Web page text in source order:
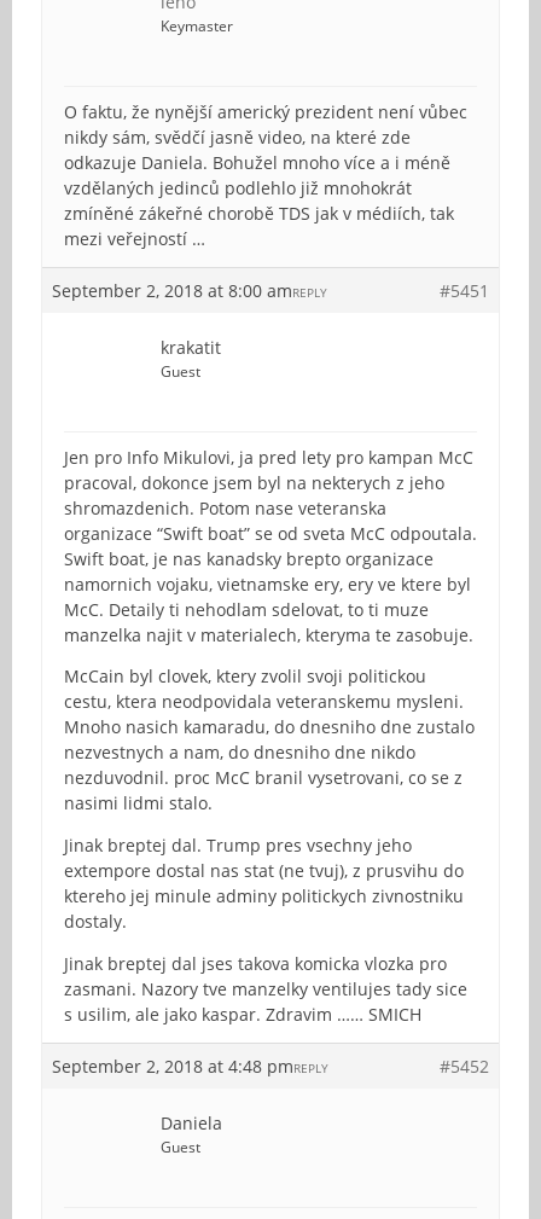
Keymaster
O faktu, že nynější americký prezident není vůbec
nikdy sám, svědčí jasně video, na které zde
odkazuje Daniela. Bohužel mnoho více a i méně
vzdělaných jedinců podlehlo již mnohokrát
zmíněné zákeřné chorobě TDS jak v médiích, tak
mezi veřejností …
September 2, 2018 at 8:00 am #5451
REPLY
krakatit
Guest
Jen pro Info Mikulovi, ja pred lety pro kampan McC
pracoval, dokonce jsem byl na nekterych z jeho
shromazdenich. Potom nase veteranska
organizace “Swift boat” se od sveta McC odpoutala.
Swift boat, je nas kanadsky brepto organizace
namornich vojaku, vietnamske ery, ery ve ktere byl
McC. Detaily ti nehodlam sdelovat, to ti muze
manzelka najit v materialech, kteryma te zasobuje.
McCain byl clovek, ktery zvolil svoji politickou
cestu, ktera neodpovidala veteranskemu mysleni.
Mnoho nasich kamaradu, do dnesniho dne zustalo
nezvestnych a nam, do dnesniho dne nikdo
nezduvodnil. proc McC branil vysetrovani, co se z
nasimi lidmi stalo.
Jinak breptej dal. Trump pres vsechny jeho
extempore dostal nas stat (ne tvuj), z prusvihu do
ktereho jej minule adminy politickych zivnostniku
dostaly.
Jinak breptej dal jses takova komicka vlozka pro
zasmani. Nazory tve manzelky ventilujes tady sice
s usilim, ale jako kaspar. Zdravim …… SMICH
September 2, 2018 at 4:48 pm #5452
REPLY
Daniela
Guest